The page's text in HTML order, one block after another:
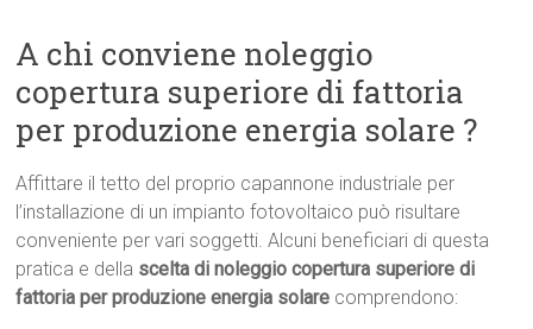
A chi conviene noleggio
copertura superiore di fattoria
per produzione energia solare ?
Affittare il tetto del proprio capannone industriale per
l’installazione di un impianto fotovoltaico può risultare
conveniente per vari soggetti. Alcuni beneficiari di questa
pratica e della scelta di noleggio copertura superiore di
fattoria per produzione energia solare comprendono: